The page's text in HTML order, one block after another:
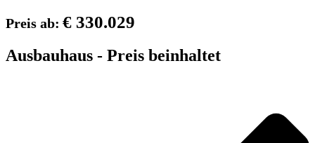
Preis ab: € 330.029
Ausbauhaus - Preis beinhaltet